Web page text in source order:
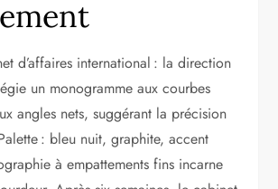
d’affaires international : la direction
un monogramme aux courbes
angles nets, suggérant la précision
: bleu nuit, graphite, accent
à empattements fins incarne